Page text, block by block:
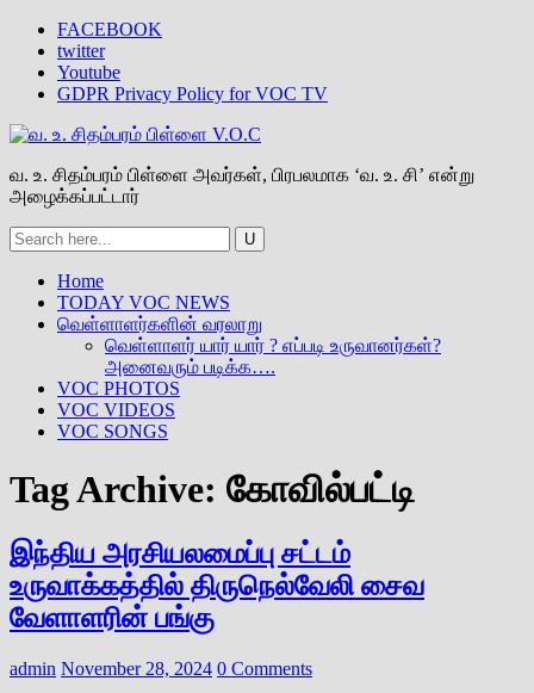
FACEBOOK
twitter
Youtube
GDPR Privacy Policy for VOC TV
வ. உ. சிதம்பரம் பிள்ளை அவர்கள், பிரபலமாக ‘வ. உ. சி’ என்று
அழைக்கப்பட்டார்
Home
TODAY VOC NEWS
வெள்ளாளர்களின் வரலாறு
வெள்ளாளர் யார் யார் ? எப்படி உருவானர்கள்?
அனைவரும் படிக்க….
VOC PHOTOS
VOC VIDEOS
VOC SONGS
Tag Archive: கோவில்பட்டி
இந்திய அரசியலமைப்பு சட்டம்
உருவாக்கத்தில் திருநெல்வேலி சைவ
வேளாளரின் பங்கு
admin November 28, 2024 0 Comments